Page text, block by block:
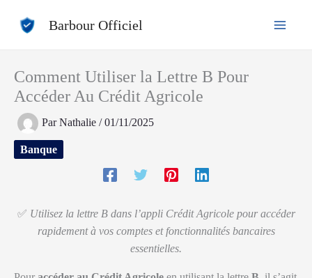
Barbour Officiel
Comment Utiliser la Lettre B Pour
Accéder Au Crédit Agricole
ParNathalie /01/11/2025
Banque
✅ Utilisez la lettre B dans l’appli Crédit Agricole pour accéder
rapidement à vos comptes et fonctionnalités bancaires
essentielles.